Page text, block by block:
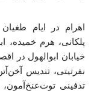
اهرام در ایام
پلکانی، هرم خمیده،
خیابان ابوالهول در
نفرتیتی، تندیس
تدفینی توت‌عنخ‌آمون،